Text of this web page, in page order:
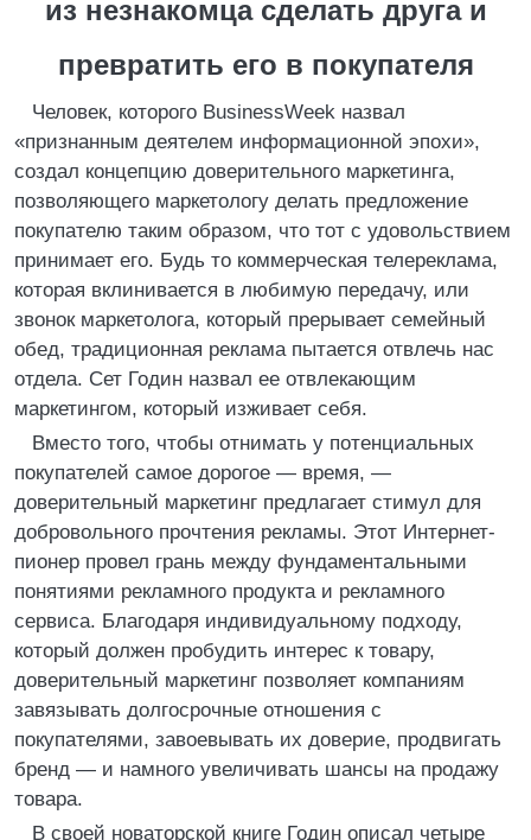
из незнакомца сделать друга и
превратить его в покупателя
Человек, которого BusinessWeek назвал
«признанным деятелем информационной эпохи»,
создал концепцию доверительного маркетинга,
позволяющего маркетологу делать предложение
покупателю таким образом, что тот с удовольствием
принимает его. Будь то коммерческая телереклама,
которая вклинивается в любимую передачу, или
звонок маркетолога, который прерывает семейный
обед, традиционная реклама пытается отвлечь нас
отдела. Сет Годин назвал ее отвлекающим
маркетингом, который изживает себя.
Вместо того, чтобы отнимать у потенциальных
покупателей самое дорогое — время, —
доверительный маркетинг предлагает стимул для
добровольного прочтения рекламы. Этот Интернет-
пионер провел грань между фундаментальными
понятиями рекламного продукта и рекламного
сервиса. Благодаря индивидуальному подходу,
который должен пробудить интерес к товару,
доверительный маркетинг позволяет компаниям
завязывать долгосрочные отношения с
покупателями, завоевывать их доверие, продвигать
бренд — и намного увеличивать шансы на продажу
товара.
В своей новаторской книге Годин описал четыре